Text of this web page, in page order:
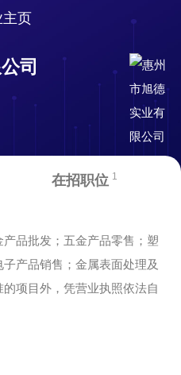
页
司
在招职位 1
品批发；五金产品零售；塑
产品销售；金属表面处理及
项目外，凭营业执照依法自